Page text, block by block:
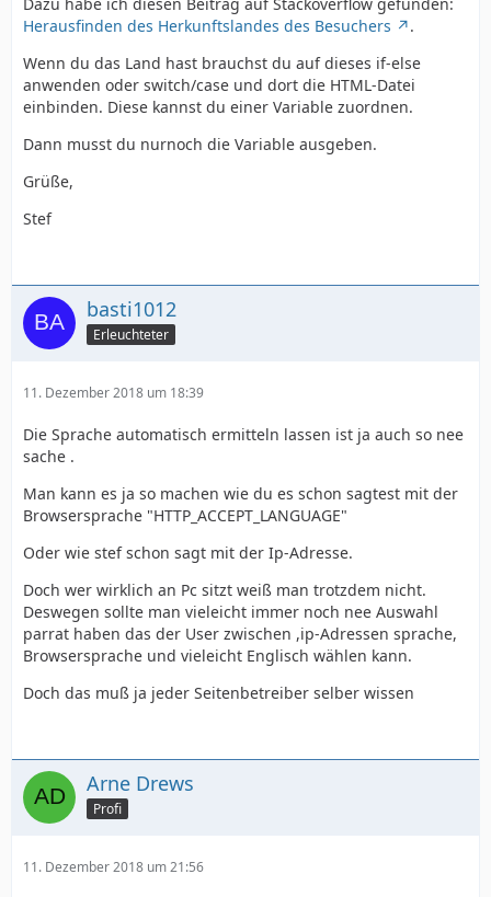
Herausfinden des Herkunftslandes des Besuchers
.
Wenn du das Land hast brauchst du auf dieses if-else
anwenden oder switch/case und dort die HTML-Datei
einbinden. Diese kannst du einer Variable zuordnen.
Dann musst du nurnoch die Variable ausgeben.
Grüße,
Stef
basti1012
Erleuchteter
11. Dezember 2018 um 18:39
Die Sprache automatisch ermitteln lassen ist ja auch so nee
sache .
Man kann es ja so machen wie du es schon sagtest mit der
Browsersprache "HTTP_ACCEPT_LANGUAGE"
Oder wie stef schon sagt mit der Ip-Adresse.
Doch wer wirklich an Pc sitzt weiß man trotzdem nicht.
Deswegen sollte man vieleicht immer noch nee Auswahl
parrat haben das der User zwischen ,ip-Adressen sprache,
Browsersprache und vieleicht Englisch wählen kann.
Doch das muß ja jeder Seitenbetreiber selber wissen
Arne Drews
Profi
11. Dezember 2018 um 21:56